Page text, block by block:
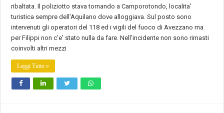
ribaltata. Il poliziotto stava tornando a Camporotondo, localita'
turistica sempre dell'Aquilano dove alloggiava. Sul posto sono
intervenuti gli operatori del 118 ed i vigili del fuoco di Avezzano ma
per Filippi non c'e' stato nulla da fare. Nell'incidente non sono rimasti
coinvolti altri mezzi
Leggi Tutto »